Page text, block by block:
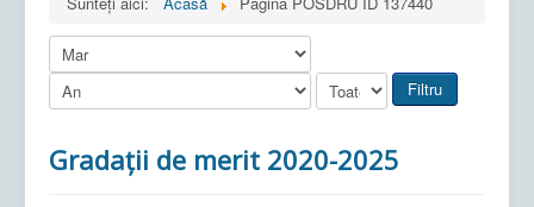
Filtru
Gradații de merit 2020-2025